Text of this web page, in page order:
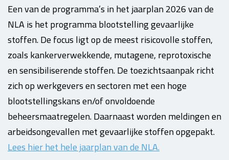
Een van de programma’s in het jaarplan 2026 van de
NLA is het programma blootstelling gevaarlijke
stoffen. De focus ligt op de meest risicovolle stoffen,
zoals kankerverwekkende, mutagene, reprotoxische
en sensibiliserende stoffen. De toezichtsaanpak richt
zich op werkgevers en sectoren met een hoge
blootstellingskans en/of onvoldoende
beheersmaatregelen. Daarnaast worden meldingen en
arbeidsongevallen met gevaarlijke stoffen opgepakt.
Lees hier het hele jaarplan van de NLA.